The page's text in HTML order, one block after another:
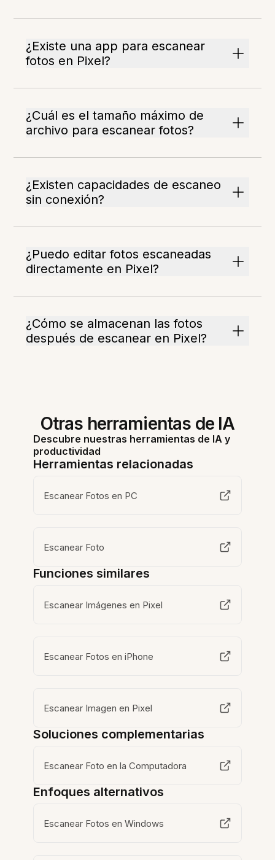
¿Existe una app para escanear
fotos en Pixel?
¿Cuál es el tamaño máximo de
archivo para escanear fotos?
¿Existen capacidades de escaneo
sin conexión?
¿Puedo editar fotos escaneadas
directamente en Pixel?
¿Cómo se almacenan las fotos
después de escanear en Pixel?
Otras herramientas de IA
Descubre nuestras herramientas de IA y
productividad
Herramientas relacionadas
Escanear Fotos en PC
Escanear Foto
Funciones similares
Escanear Imágenes en Pixel
Escanear Fotos en iPhone
Escanear Imagen en Pixel
Soluciones complementarias
Escanear Foto en la Computadora
Enfoques alternativos
Escanear Fotos en Windows